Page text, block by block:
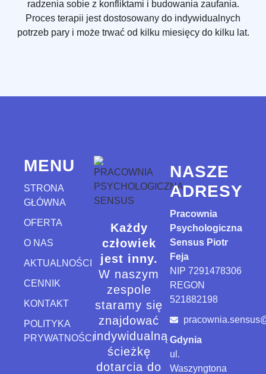
radzenia sobie z konfliktami i budowania zaufania.
Proces terapii jest dostosowany do indywidualnych
potrzeb pary i może trwać od kilku miesięcy do kilku lat.
MENU
STRONA
GŁÓWNA
OFERTA
O NAS
AKTUALNOŚCI
CENNIK
KONTAKT
POLITYKA
PRYWATNOŚCI
Każdy
człowiek
jest inny.
W naszym
zespole
staramy się
znajdować
indywidualną
ścieżkę
dotarcia do
NASZE
ADRESY
Pracownia
Psychologiczna
Sensus Piotr
Feja
NIP 7291478306
REGON
521882198
Gdynia
ul.
Waszyngtona